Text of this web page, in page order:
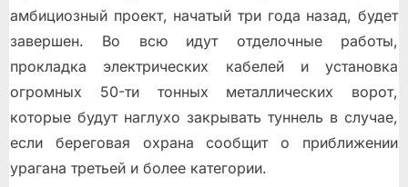
амбициозный проект, начатый три года назад, будет
завершен. Во всю идут отделочные работы,
прокладка электрических кабелей и установка
огромных 50-ти тонных металлических ворот,
которые будут наглухо закрывать туннель в случае,
если береговая охрана сообщит о приближении
урагана третьей и более категории.